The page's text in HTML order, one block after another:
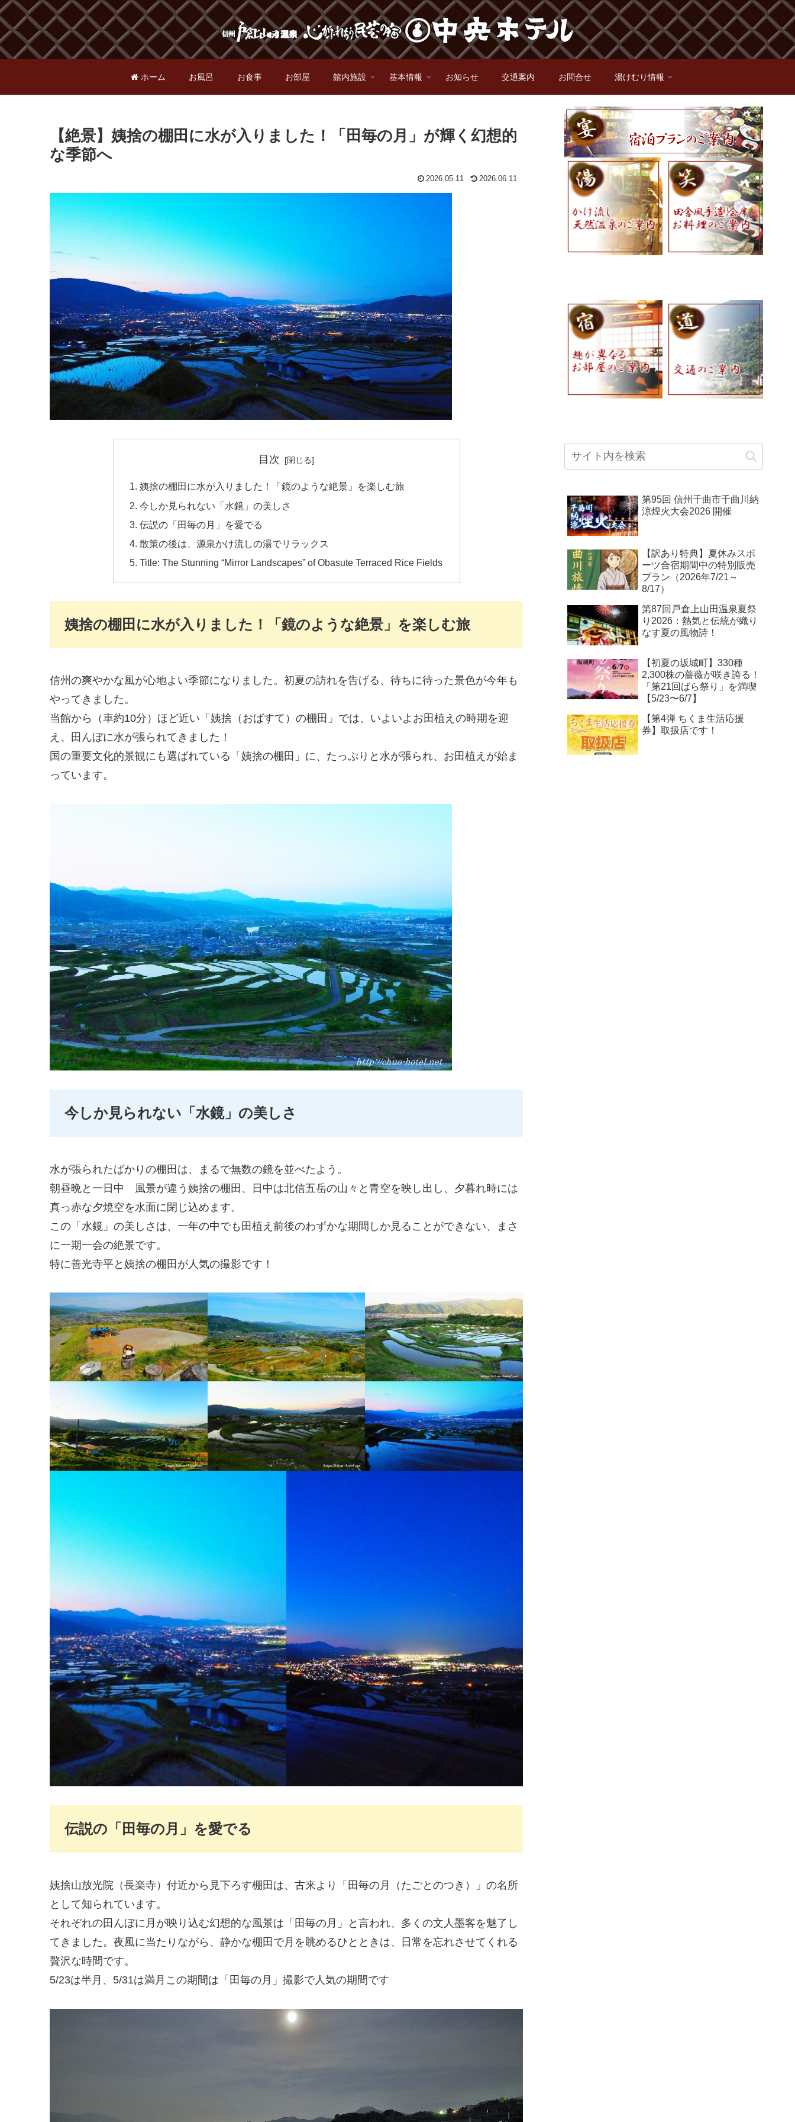
ホーム お風呂 お食事 お部屋 館内施設 基本情報 お知らせ 交通案内 お問合せ 湯けむり情報
【絶景】姨捨の棚田に水が入りました！「田毎の月」が輝く幻想的
な季節へ
2026.05.11 2026.06.11
目次
姨捨の棚田に水が入りました！「鏡のような絶景」を楽しむ旅
今しか見られない「水鏡」の美しさ
伝説の「田毎の月」を愛でる
散策の後は、源泉かけ流しの湯でリラックス
Title: The Stunning “Mirror Landscapes” of Obasute Terraced Rice Fields
姨捨の棚田に水が入りました！「鏡のような絶景」を楽しむ旅
信州の爽やかな風が心地よい季節になりました。初夏の訪れを告げる、待ちに待った景色が今年も
やってきました。
当館から（車約10分）ほど近い「姨捨（おばすて）の棚田」では、いよいよお田植えの時期を迎
え、田んぼに水が張られてきました！
国の重要文化的景観にも選ばれている「姨捨の棚田」に、たっぷりと水が張られ、お田植えが始ま
っています。
今しか見られない「水鏡」の美しさ
水が張られたばかりの棚田は、まるで無数の鏡を並べたよう。
朝昼晩と一日中 風景が違う姨捨の棚田、日中は北信五岳の山々と青空を映し出し、夕暮れ時には
真っ赤な夕焼空を水面に閉じ込めます。
この「水鏡」の美しさは、一年の中でも田植え前後のわずかな期間しか見ることができない、まさ
に一期一会の絶景です。
特に善光寺平と姨捨の棚田が人気の撮影です！
伝説の「田毎の月」を愛でる
姨捨山放光院（長楽寺）付近から見下ろす棚田は、古来より「田毎の月（たごとのつき）」の名所
として知られています。
それぞれの田んぼに月が映り込む幻想的な風景は「田毎の月」と言われ、多くの文人墨客を魅了し
てきました。夜風に当たりながら、静かな棚田で月を眺めるひとときは、日常を忘れさせてくれる
贅沢な時間です。
5/23は半月、5/31は満月この期間は「田毎の月」撮影で人気の期間です
第95回 信州千曲市千曲川納
涼煙火大会2026 開催
【訳あり特典】夏休みスポ
ーツ合宿期間中の特別販売
プラン（2026年7/21～
8/17）
第87回戸倉上山田温泉夏祭
り2026：熱気と伝統が織り
なす夏の風物詩！
【初夏の坂城町】330種
2,300株の薔薇が咲き誇る！
「第21回ばら祭り」を満喫
【5/23〜6/7】
【第4弾 ちくま生活応援
券】取扱店です！